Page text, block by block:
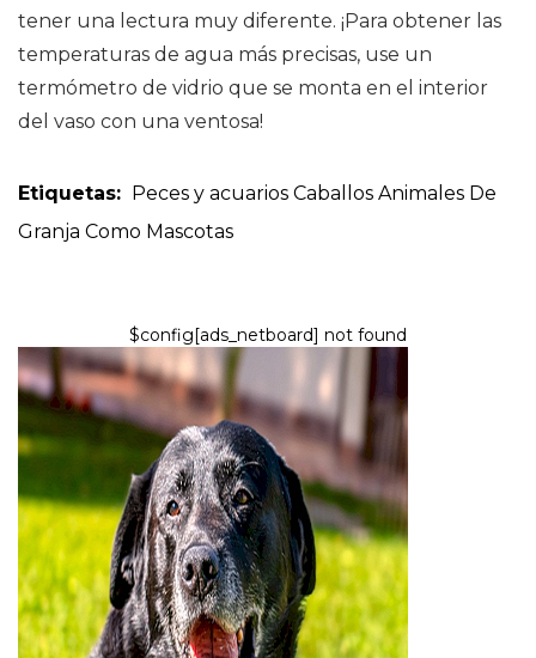
tener una lectura muy diferente. ¡Para obtener las
temperaturas de agua más precisas, use un
termómetro de vidrio que se monta en el interior
del vaso con una ventosa!
Etiquetas: Peces y acuarios Caballos Animales De
Granja Como Mascotas
$config[ads_netboard] not found
ARTÍCULO
El video de un perro mayor
desafiando las escaleras para
visitar a su 'contratista favorito'
es precioso